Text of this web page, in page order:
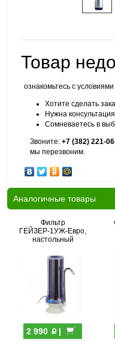
Товар
ознакомьтесь с условиями
Хотите сделать
Нужна
Сомневаетесь в
Звоните: +7 (382) 221-
мы перезвоним.
Аналогичные товары
Фильтр
ГЕЙЗЕР-1УЖ-Евро,
настольный
2 990 p|